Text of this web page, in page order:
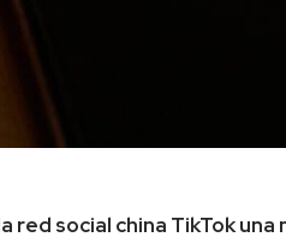
red social china TikTok